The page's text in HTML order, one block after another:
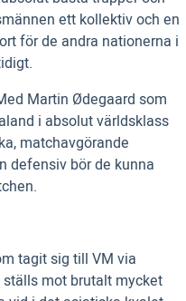
ett kollektiv och en
för de andra nationerna i
Martin Ødegaard som
i absolut världsklass
matchavgörande
defensiv bör de kunna
tagit sig till VM via
mot brutalt mycket